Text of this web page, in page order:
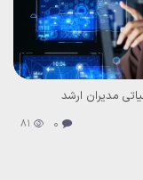
0
81